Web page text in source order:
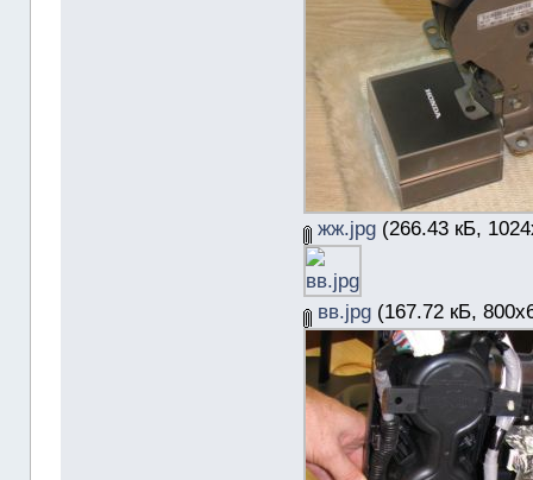
жж.jpg (266.43 кБ,
вв.jpg (167.72 кБ,